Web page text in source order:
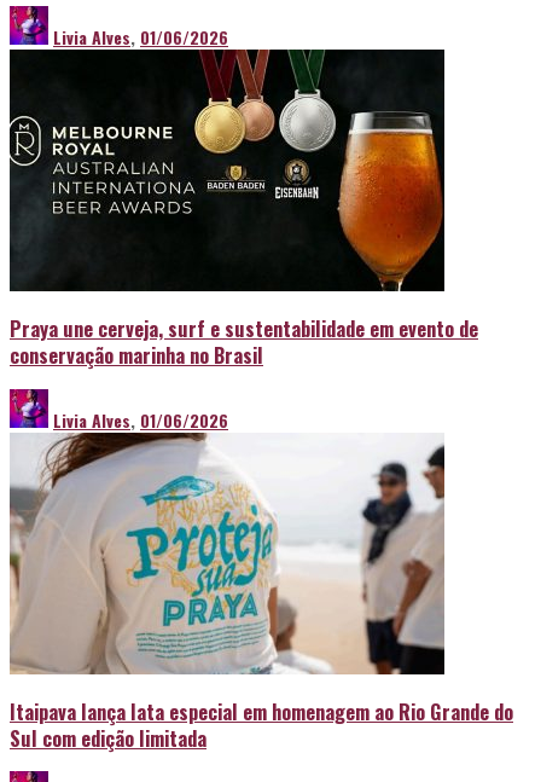
Livia Alves, 01/06/2026
Praya une cerveja, surf e sustentabilidade em evento de
conservação marinha no Brasil
Livia Alves, 01/06/2026
Itaipava lança lata especial em homenagem ao Rio Grande do
Sul com edição limitada